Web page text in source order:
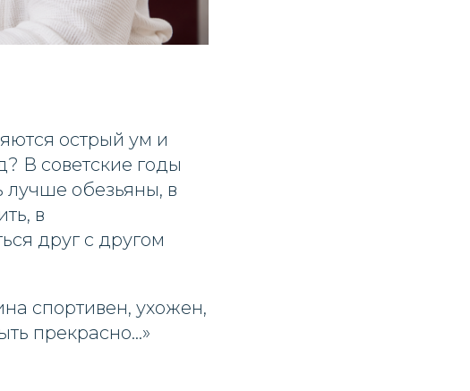
острый ум и
В советские годы
лучше обезьяны, в
в
друг с другом
спортивен, ухожен,
прекрасно…»